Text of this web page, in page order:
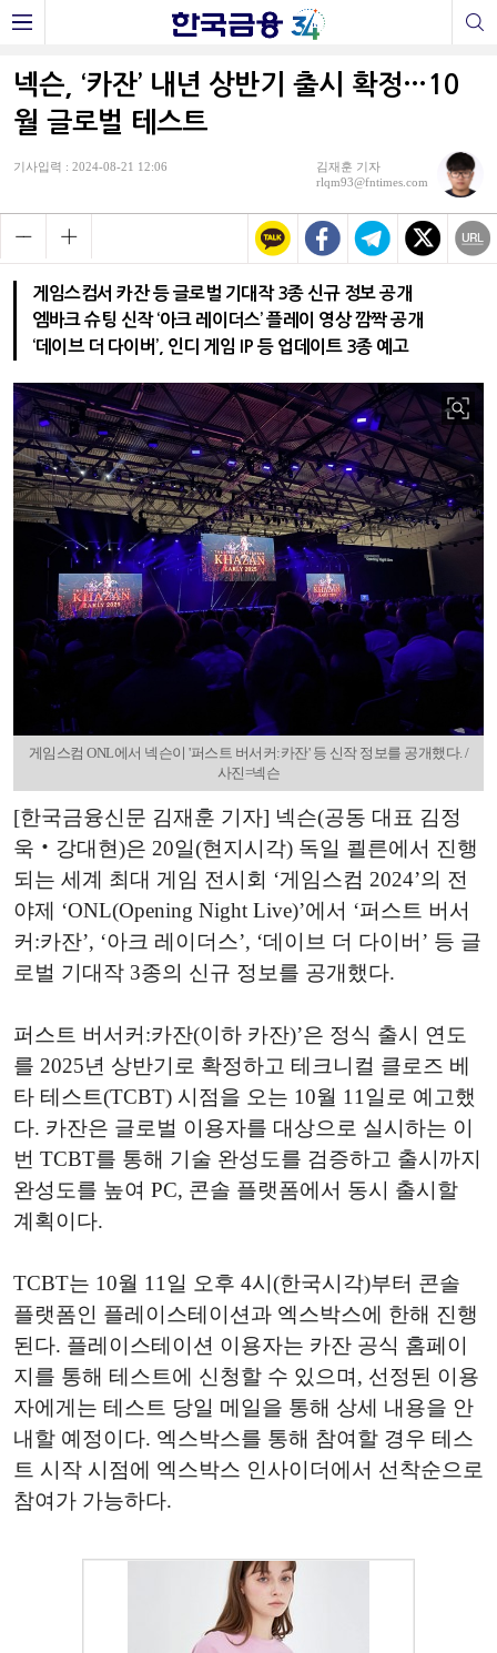
넥슨, ‘카잔’ 내년 상반기 출시 확정…10
월 글로벌 테스트
기사입력 : 2024-08-21 12:06
김재훈 기자
rlqm93@fntimes.com
게임스컴서 카잔 등 글로벌 기대작 3종 신규 정보 공개
엠바크 슈팅 신작 ‘아크 레이더스’ 플레이 영상 깜짝 공개
‘데이브 더 다이버’, 인디 게임 IP 등 업데이트 3종 예고
게임스컴 ONL에서 넥슨이 '퍼스트 버서커:카잔' 등 신작 정보를 공개했다. /
사진=넥슨
[한국금융신문 김재훈 기자] 넥슨(공동 대표 김정
욱‧강대현)은 20일(현지시각) 독일 쾰른에서 진행
되는 세계 최대 게임 전시회 ‘게임스컴 2024’의 전
야제 ‘ONL(Opening Night Live)’에서 ‘퍼스트 버서
커:카잔’, ‘아크 레이더스’, ‘데이브 더 다이버’ 등 글
로벌 기대작 3종의 신규 정보를 공개했다.
퍼스트 버서커:카잔(이하 카잔)’은 정식 출시 연도
를 2025년 상반기로 확정하고 테크니컬 클로즈 베
타 테스트(TCBT) 시점을 오는 10월 11일로 예고했
다. 카잔은 글로벌 이용자를 대상으로 실시하는 이
번 TCBT를 통해 기술 완성도를 검증하고 출시까지
완성도를 높여 PC, 콘솔 플랫폼에서 동시 출시할
계획이다.
TCBT는 10월 11일 오후 4시(한국시각)부터 콘솔
플랫폼인 플레이스테이션과 엑스박스에 한해 진행
된다. 플레이스테이션 이용자는 카잔 공식 홈페이
지를 통해 테스트에 신청할 수 있으며, 선정된 이용
자에게는 테스트 당일 메일을 통해 상세 내용을 안
내할 예정이다. 엑스박스를 통해 참여할 경우 테스
트 시작 시점에 엑스박스 인사이더에서 선착순으로
참여가 가능하다.